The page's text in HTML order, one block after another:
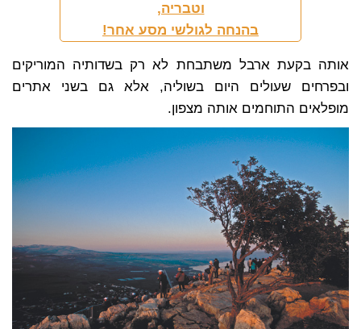
וטבריה,
בהנחה לגולשי מסע אחר!
אותה בקעת ארבל משתבחת לא רק בשדותיה המוריקים
ובפרחים שעולים היום בשוליה, אלא גם בשני אתרים
מופלאים התוחמים אותה מצפון.